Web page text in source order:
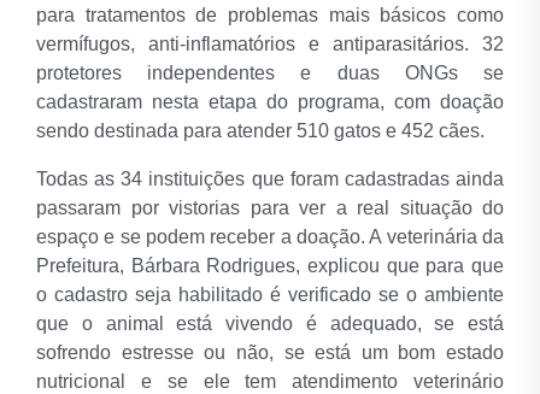
para tratamentos de problemas mais básicos como
vermífugos, anti-inflamatórios e antiparasitários. 32
protetores independentes e duas ONGs se
cadastraram nesta etapa do programa, com doação
sendo destinada para atender 510 gatos e 452 cães.
Todas as 34 instituições que foram cadastradas ainda
passaram por vistorias para ver a real situação do
espaço e se podem receber a doação. A veterinária da
Prefeitura, Bárbara Rodrigues, explicou que para que
o cadastro seja habilitado é verificado se o ambiente
que o animal está vivendo é adequado, se está
sofrendo estresse ou não, se está um bom estado
nutricional e se ele tem atendimento veterinário